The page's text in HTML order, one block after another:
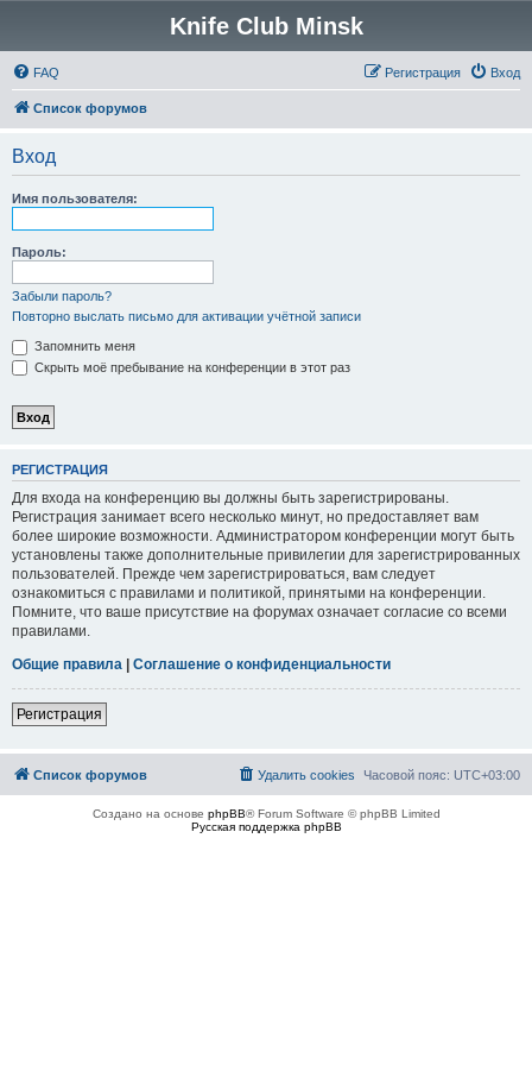
Knife Club Minsk
FAQ Вход
Регистрация
Список форумов
Вход
Имя пользователя:
Пароль:
Забыли пароль?
Повторно выслать письмо для активации учётной записи
Запомнить меня
Скрыть моё пребывание на конференции в этот раз
РЕГИСТРАЦИЯ
Для входа на конференцию вы должны быть зарегистрированы.
Регистрация занимает всего несколько минут, но предоставляет вам
более широкие возможности. Администратором конференции могут быть
установлены также дополнительные привилегии для зарегистрированных
пользователей. Прежде чем зарегистрироваться, вам следует
ознакомиться с правилами и политикой, принятыми на конференции.
Помните, что ваше присутствие на форумах означает согласие со всеми
правилами.
Общие правила | Соглашение о конфиденциальности
Регистрация
Список форумов Часовой пояс: UTC+03:00
Удалить cookies
Создано на основе phpBB® Forum Software © phpBB Limited
Русская поддержка phpBB